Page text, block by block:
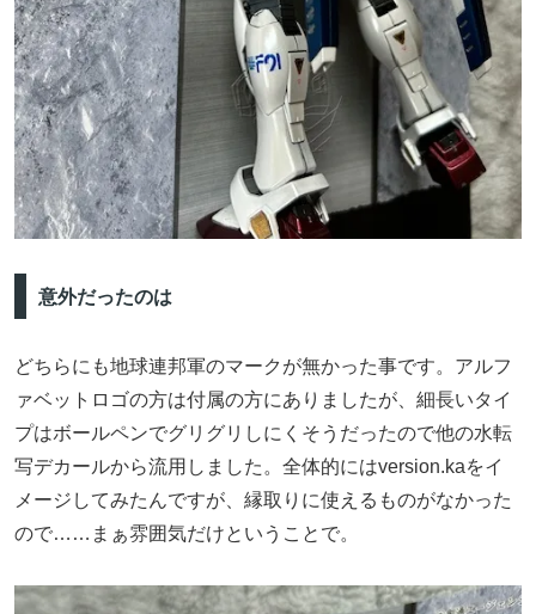
意外だったのは
どちらにも地球連邦軍のマークが無かった事です。アルフ
ァベットロゴの方は付属の方にありましたが、細長いタイ
プはボールペンでグリグリしにくそうだったので他の水転
写デカールから流用しました。全体的にはversion.kaをイ
メージしてみたんですが、縁取りに使えるものがなかった
ので……まぁ雰囲気だけということで。